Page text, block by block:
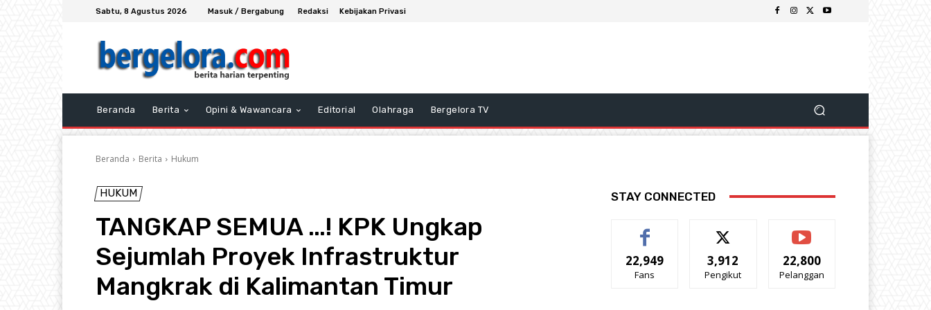
Sabtu, 8 Agustus 2026 Masuk / Bergabung Redaksi Kebijakan Privasi
Beranda Berita Opini & Wawancara Editorial Olahraga Bergelora TV
Beranda Berita Hukum
HUKUM
TANGKAP SEMUA …! KPK Ungkap
Sejumlah Proyek Infrastruktur
Mangkrak di Kalimantan Timur
STAY CONNECTED
22,949
Fans
3,912
Pengikut
22,800
Pelanggan